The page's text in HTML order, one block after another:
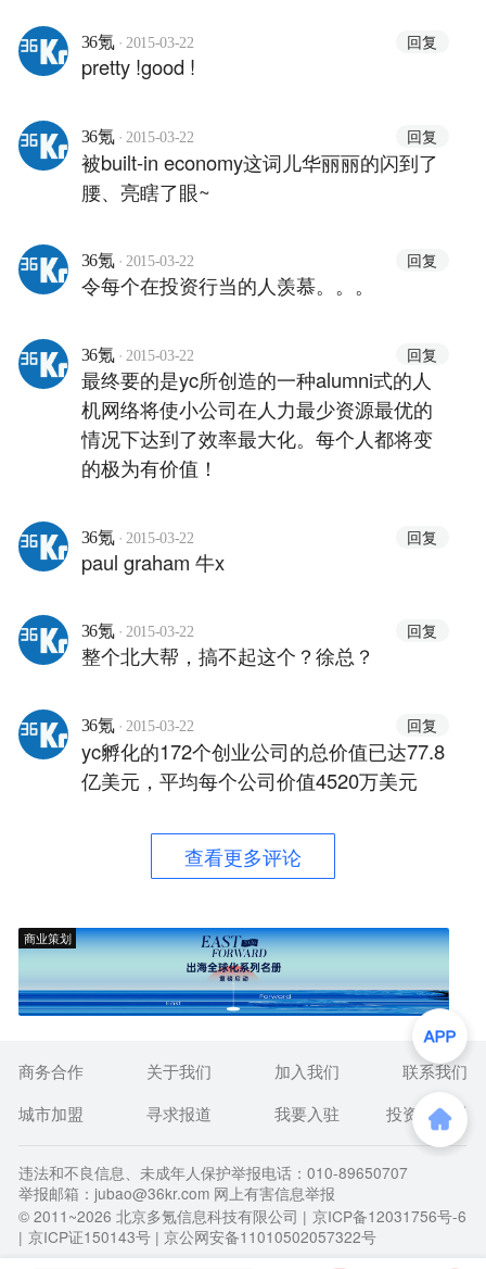
36氪 · 2015-03-22 回复
pretty !good !
36氪 · 2015-03-22 回复
被built-in economy这词儿华丽丽的闪到了
腰、亮瞎了眼~
36氪 · 2015-03-22 回复
令每个在投资行当的人羡慕。。。
36氪 · 2015-03-22 回复
最终要的是yc所创造的一种alumni式的人
机网络将使小公司在人力最少资源最优的
情况下达到了效率最大化。每个人都将变
的极为有价值！
36氪 · 2015-03-22 回复
paul graham 牛x
36氪 · 2015-03-22 回复
整个北大帮，搞不起这个？徐总？
36氪 · 2015-03-22 回复
yc孵化的172个创业公司的总价值已达77.8
亿美元，平均每个公司价值4520万美元
查看更多评论
商业策划
商务合作 关于我们 加入我们
联系我们
城市加盟
寻求报道 我要入驻 投资者关系
违法和不良信息、未成年人保护举报电话：010-89650707
举报邮箱：jubao@36kr.com 网上有害信息举报
© 2011~2026 北京多氪信息科技有限公司 | 京ICP备12031756号-6
| 京ICP证150143号 | 京公网安备11010502057322号